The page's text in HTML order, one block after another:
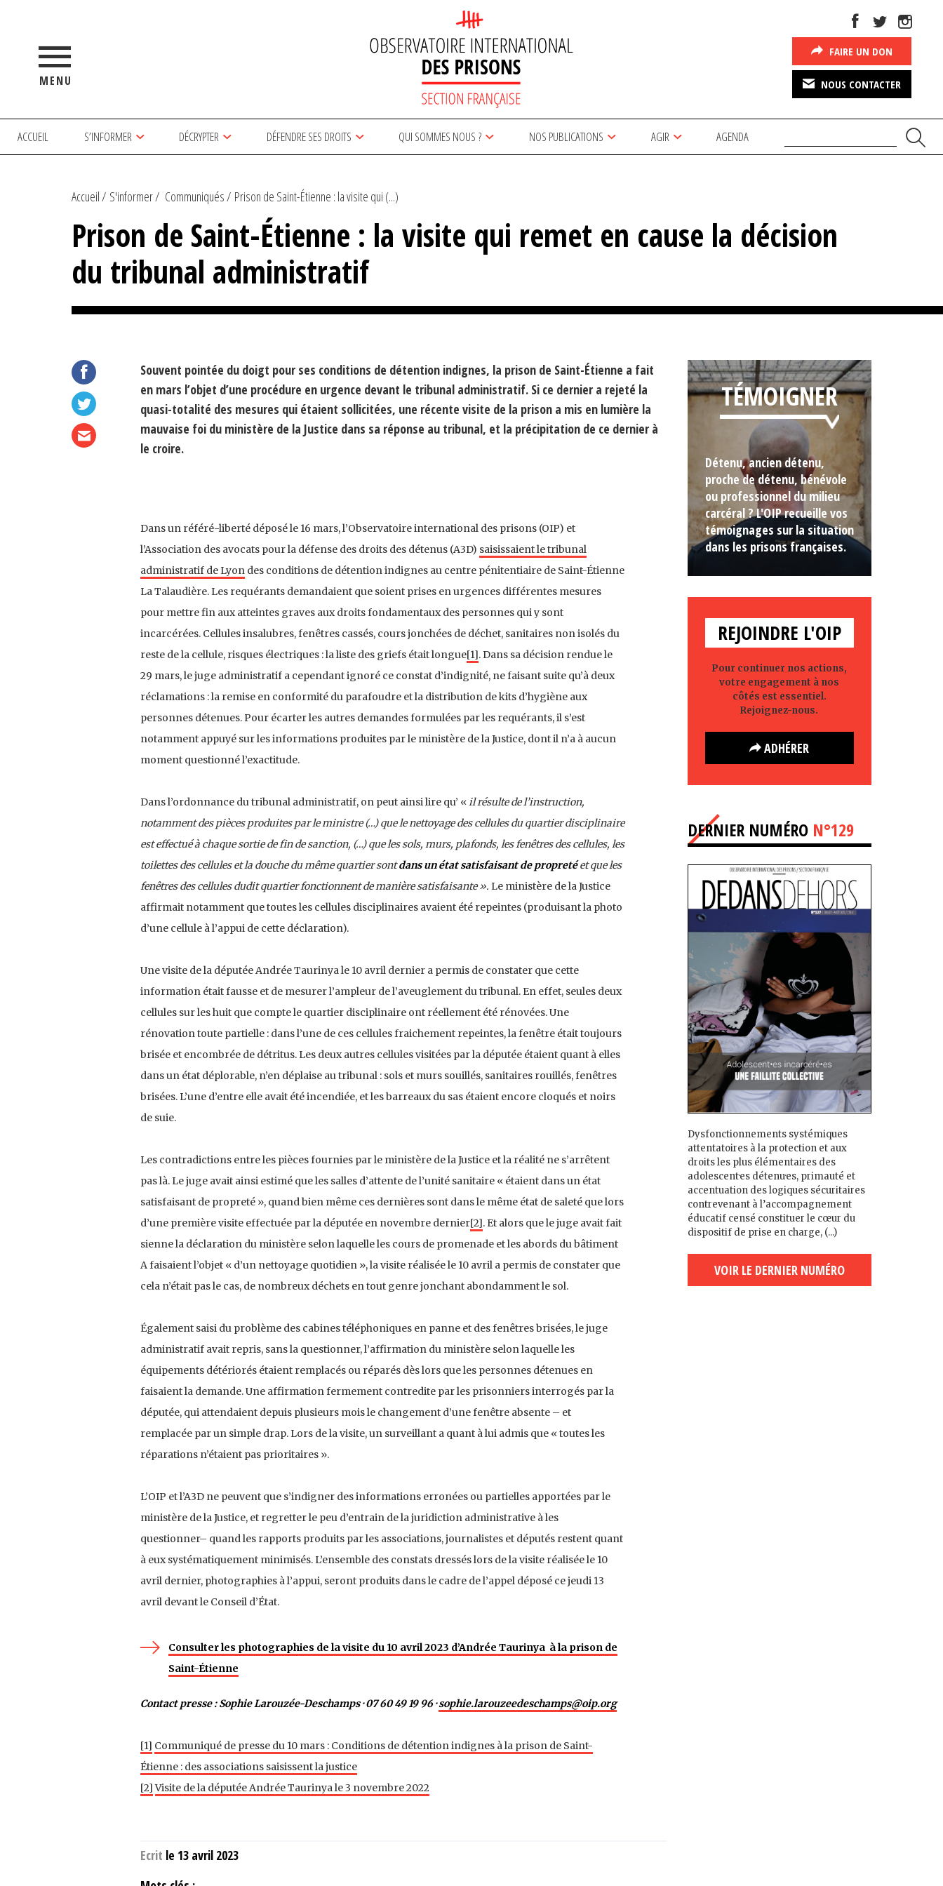
MENU
FAIRE UN DON
NOUS CONTACTER
ACCUEIL S’INFORMER DÉCRYPTER DÉFENDRE SES DROITS QUI SOMMES NOUS ? NOS PUBLICATIONS AGIR AGENDA
Accueil S'informer Communiqués Prison de Saint-Étienne : la visite qui (...)
Prison de Saint-Étienne : la visite qui remet en cause la décision
du tribunal administratif
Souvent pointée du doigt pour ses conditions de détention indignes, la prison de Saint-Étienne a fait
en mars l’objet d’une procédure en urgence devant le tribunal administratif. Si ce dernier a rejeté la
quasi-totalité des mesures qui étaient sollicitées, une récente visite de la prison a mis en lumière la
mauvaise foi du ministère de la Justice dans sa réponse au tribunal, et la précipitation de ce dernier à
le croire.
Dans un référé-liberté déposé le 16 mars, l’Observatoire international des prisons (OIP) et
l’Association des avocats pour la défense des droits des détenus (A3D) saisissaient le tribunal
administratif de Lyon des conditions de détention indignes au centre pénitentiaire de Saint-Étienne
La Talaudière. Les requérants demandaient que soient prises en urgences différentes mesures
pour mettre fin aux atteintes graves aux droits fondamentaux des personnes qui y sont
incarcérées. Cellules insalubres, fenêtres cassés, cours jonchées de déchet, sanitaires non isolés du
reste de la cellule, risques électriques : la liste des griefs était longue[1]. Dans sa décision rendue le
29 mars, le juge administratif a cependant ignoré ce constat d’indignité, ne faisant suite qu’à deux
réclamations : la remise en conformité du parafoudre et la distribution de kits d’hygiène aux
personnes détenues. Pour écarter les autres demandes formulées par les requérants, il s’est
notamment appuyé sur les informations produites par le ministère de la Justice, dont il n’a à aucun
moment questionné l’exactitude.
Dans l’ordonnance du tribunal administratif, on peut ainsi lire qu’ « il résulte de l’instruction,
notamment des pièces produites par le ministre (…) que le nettoyage des cellules du quartier disciplinaire
est effectué à chaque sortie de fin de sanction, (…) que les sols, murs, plafonds, les fenêtres des cellules, les
toilettes des cellules et la douche du même quartier sontdans un état satisfaisant de propretéet que les
fenêtres des cellules dudit quartier fonctionnent de manière satisfaisante ». Le ministère de la Justice
affirmait notamment que toutes les cellules disciplinaires avaient été repeintes (produisant la photo
d’une cellule à l’appui de cette déclaration).
Une visite de la députée Andrée Taurinya le 10 avril dernier a permis de constater que cette
information était fausse et de mesurer l’ampleur de l’aveuglement du tribunal. En effet, seules deux
cellules sur les huit que compte le quartier disciplinaire ont réellement été rénovées. Une
rénovation toute partielle : dans l’une de ces cellules fraichement repeintes, la fenêtre était toujours
brisée et encombrée de détritus. Les deux autres cellules visitées par la députée étaient quant à elles
dans un état déplorable, n’en déplaise au tribunal : sols et murs souillés, sanitaires rouillés, fenêtres
brisées. L’une d’entre elle avait été incendiée, et les barreaux du sas étaient encore cloqués et noirs
de suie.
Les contradictions entre les pièces fournies par le ministère de la Justice et la réalité ne s’arrêtent
pas là. Le juge avait ainsi estimé que les salles d’attente de l’unité sanitaire « étaient dans un état
satisfaisant de propreté », quand bien même ces dernières sont dans le même état de saleté que lors
d’une première visite effectuée par la députée en novembre dernier[2]. Et alors que le juge avait fait
sienne la déclaration du ministère selon laquelle les cours de promenade et les abords du bâtiment
A faisaient l’objet « d’un nettoyage quotidien », la visite réalisée le 10 avril a permis de constater que
cela n’était pas le cas, de nombreux déchets en tout genre jonchant abondamment le sol.
Également saisi du problème des cabines téléphoniques en panne et des fenêtres brisées, le juge
administratif avait repris, sans la questionner, l’affirmation du ministère selon laquelle les
équipements détériorés étaient remplacés ou réparés dès lors que les personnes détenues en
faisaient la demande. Une affirmation fermement contredite par les prisonniers interrogés par la
députée, qui attendaient depuis plusieurs mois le changement d’une fenêtre absente – et
remplacée par un simple drap. Lors de la visite, un surveillant a quant à lui admis que « toutes les
réparations n’étaient pas prioritaires ».
L’OIP et l’A3D ne peuvent que s’indigner des informations erronées ou partielles apportées par le
ministère de la Justice, et regretter le peu d’entrain de la juridiction administrative à les
questionner– quand les rapports produits par les associations, journalistes et députés restent quant
à eux systématiquement minimisés. L’ensemble des constats dressés lors de la visite réalisée le 10
avril dernier, photographies à l’appui, seront produits dans le cadre de l’appel déposé ce jeudi 13
avril devant le Conseil d’État.
Consulter les photographies de la visite du 10 avril 2023 d’Andrée Taurinya à la prison de
Saint-Étienne
Contact presse : Sophie Larouzée-Deschamps· 07 60 49 19 96 ·sophie.larouzeedeschamps@oip.org
[1] Communiqué de presse du 10 mars : Conditions de détention indignes à la prison de Saint-
Étienne : des associations saisissent la justice
[2]Visite de la députée Andrée Taurinya le 3 novembre 2022
Ecrit le 13 avril 2023
TÉMOIGNER
Détenu, ancien détenu,
proche de détenu, bénévole
ou professionnel du milieu
carcéral ? L'OIP recueille vos
témoignages sur la situation
dans les prisons françaises.
REJOINDRE L'OIP
Pour continuer nos actions,
votre engagement à nos
côtés est essentiel.
Rejoignez-nous.
ADHÉRER
DERNIER NUMÉRO N°129
Dysfonctionnements systémiques
attentatoires à la protection et aux
droits les plus élémentaires des
adolescent·es détenu·es, primauté et
accentuation des logiques sécuritaires
contrevenant à l’accompagnement
éducatif censé constituer le cœur du
dispositif de prise en charge, (...)
VOIR LE DERNIER NUMÉRO